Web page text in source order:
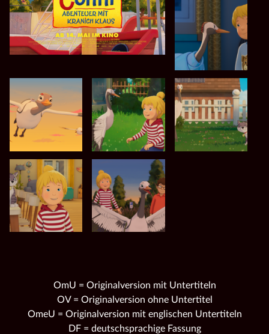
OmU = Originalversion mit Untertiteln
OV = Originalversion ohne Untertitel
OmeU = Originalversion mit englischen Untertiteln
DF = deutschsprachige Fassung